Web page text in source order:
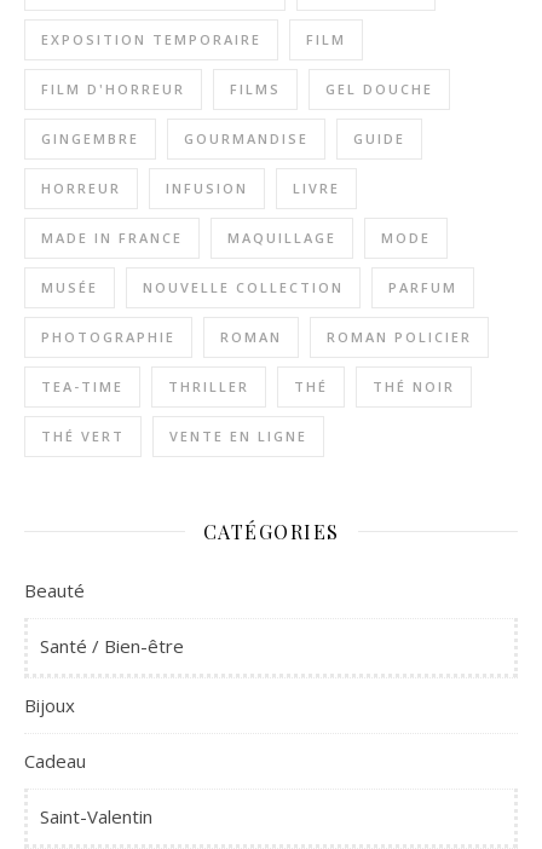
EXPOSITION TEMPORAIRE FILM
FILM D'HORREUR FILMS GEL DOUCHE
GINGEMBRE GOURMANDISE GUIDE
HORREUR INFUSION LIVRE
MADE IN FRANCE MAQUILLAGE MODE
MUSÉE NOUVELLE COLLECTION PARFUM
PHOTOGRAPHIE ROMAN ROMAN POLICIER
TEA-TIME THRILLER THÉ THÉ NOIR
THÉ VERT VENTE EN LIGNE
CATÉGORIES
Beauté
Santé / Bien-être
Bijoux
Cadeau
Saint-Valentin